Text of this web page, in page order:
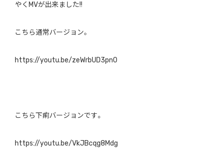
やくMVが出来ました!!
こちら通常バージョン。
https://youtu.be/zeWrbUD3pn0
こちら下痢バージョンです。
https://youtu.be/VkJBcqg8Mdg